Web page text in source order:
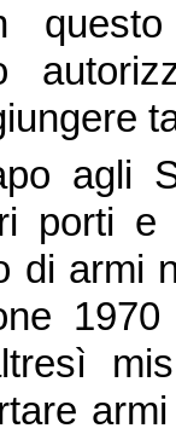
agli
porti
di armi
1970